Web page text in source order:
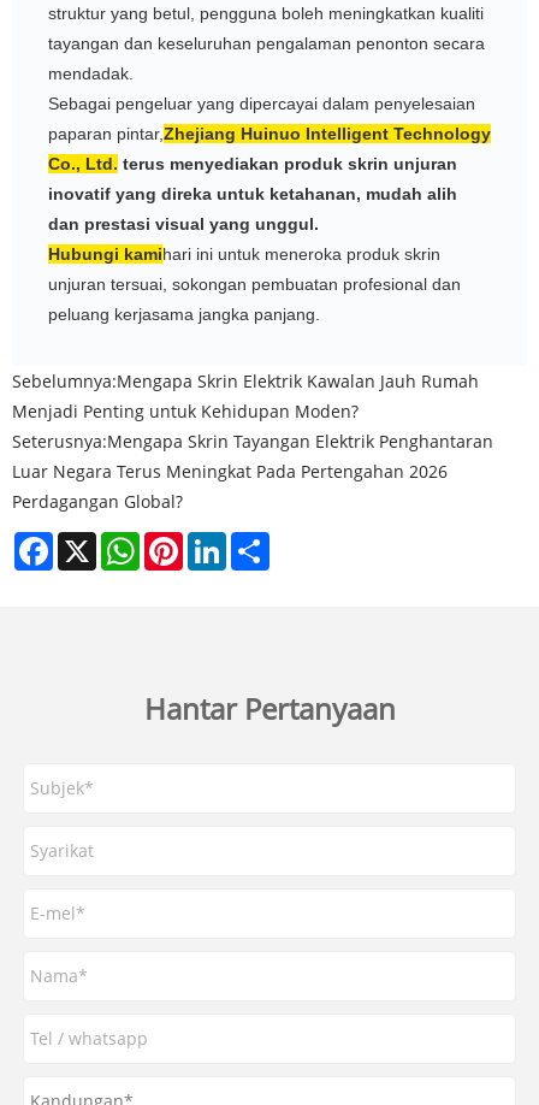
struktur yang betul, pengguna boleh meningkatkan kualiti
tayangan dan keseluruhan pengalaman penonton secara
mendadak.
Sebagai pengeluar yang dipercayai dalam penyelesaian
paparan pintar,Zhejiang Huinuo Intelligent Technology
Co., Ltd. terus menyediakan produk skrin unjuran
inovatif yang direka untuk ketahanan, mudah alih
dan prestasi visual yang unggul.
Hubungi kamihari ini untuk meneroka produk skrin
unjuran tersuai, sokongan pembuatan profesional dan
peluang kerjasama jangka panjang.
Sebelumnya:Mengapa Skrin Elektrik Kawalan Jauh Rumah
Menjadi Penting untuk Kehidupan Moden?
Seterusnya:Mengapa Skrin Tayangan Elektrik Penghantaran
Luar Negara Terus Meningkat Pada Pertengahan 2026
Perdagangan Global?
Facebook
X WhatsAppPinterestLinkedIn
Hantar Pertanyaan